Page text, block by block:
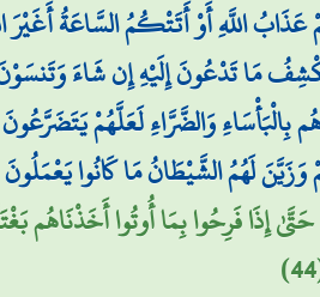
اللَّهِ أَوْ أَتَتْكُمُ السَّاعَةُ أَغَيْرَ
مَا تَدْعُونَ إِلَيْهِ إِن شَاءَ
بِالْبَأْسَاءِ وَالضَّرَّاءِ لَعَلَّهُمْ يَتَضَرَّعُونَ
لَهُمُ الشَّيْطَانُ مَا كَانُوا يَعْمَلُونَ
إِذَا فَرِحُوا بِمَا أُوتُوا أَخَذْنَاهُم